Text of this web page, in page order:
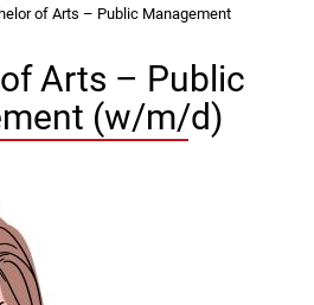
of Arts – Public Management
Arts – Public
(w/m/d)